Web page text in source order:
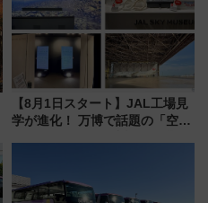
【8月1日スタート】JAL工場見
学が進化！ 万博で話題の「空飛
レポート